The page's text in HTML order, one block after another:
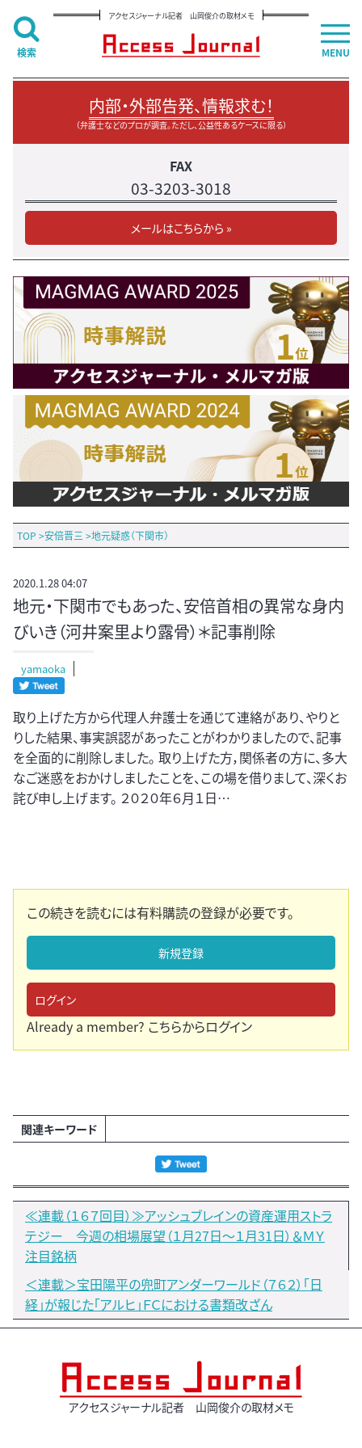
アクセスジャーナル記者 山岡俊介の取材メモ
内部・外部告発、情報求む！
（弁護士などのプロが調査。ただし、公益性あるケースに限る）
FAX
03-3203-3018
メールはこちらから »
TOP >安倍晋三 >地元疑惑（下関市）
2020.1.28 04:07
地元・下関市でもあった、安倍首相の異常な身内
びいき（河井案里より露骨）＊記事削除
yamaoka
取り上げた方から代理人弁護士を通じて連絡があり、やりと
りした結果、事実誤認があったことがわかりましたので、記事
を全面的に削除しました。 取り上げた方，関係者の方に、多大
なご迷惑をおかけしましたことを、この場を借りまして、深くお
詫び申し上げます。 ２０２０年６月１日…
この続きを読むには有料購読の登録が必要です。
新規登録
ログイン
Already a member? こちらからログイン
関連キーワード
≪連載（１６７回目）≫アッシュブレインの資産運用ストラ
テジー 今週の相場展望（１月27日～１月31日）＆ＭＹ
注目銘柄
＜連載＞宝田陽平の兜町アンダーワールド（７６２）「日
経」が報じた「アルヒ」ＦＣにおける書類改ざん
アクセスジャーナル記者 山岡俊介の取材メモ
MENU
検索